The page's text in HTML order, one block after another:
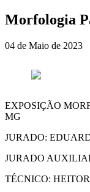
Morfologia
04 de Maio de 2023
EXPOSIÇÃO
MG
JURADO:
JURADO
TÉCNICO: